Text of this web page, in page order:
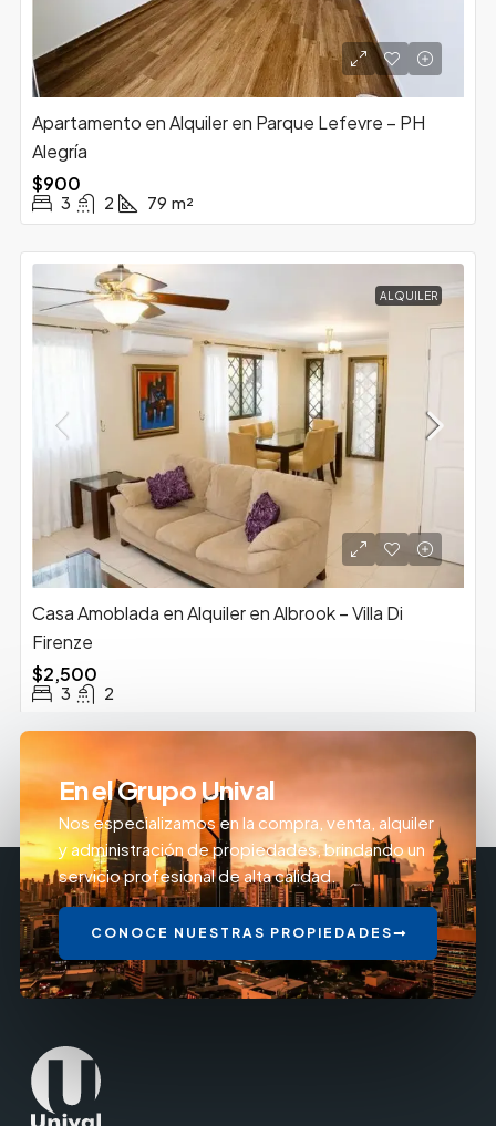
Apartamento en Alquiler en Parque Lefevre – PH
Alegría
$900
3 2 79 m²
ALQUILER
Casa Amoblada en Alquiler en Albrook – Villa Di
Firenze
$2,500
3 2
En el Grupo Unival
Nos especializamos en la compra, venta, alquiler
y administración de propiedades, brindando un
servicio profesional de alta calidad.
CONOCE NUESTRAS PROPIEDADES